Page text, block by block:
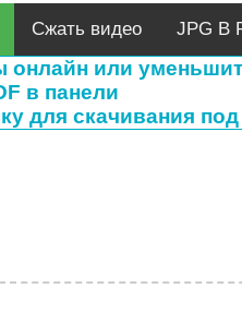
Сжать видео JPG В
онлайн или
в панели
для скачивания под